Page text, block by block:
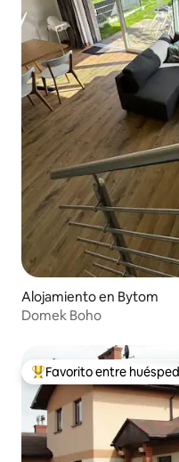
Alojamiento en Bytom
Domek Boho
Favorito entre los
Favorito entre